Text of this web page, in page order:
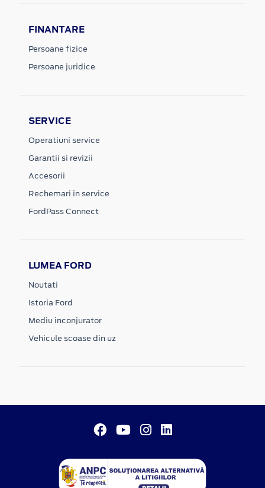
FINANTARE
Persoane fizice
Persoane juridice
SERVICE
Operatiuni service
Garantii si revizii
Accesorii
Rechemari in service
FordPass Connect
LUMEA FORD
Noutati
Istoria Ford
Mediu inconjurator
Vehicule scoase din uz